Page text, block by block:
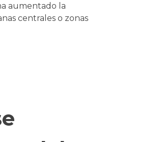
aumentado la
centrales o zonas